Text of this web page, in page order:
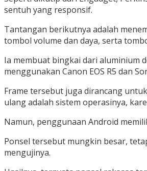
sentuh yang responsif.
Tantangan berikutnya adalah
tombol volume dan daya, serta
Ia membuat bingkai dari aluminium
menggunakan Canon EOS R5 dan
Frame tersebut juga dirancang
ulang adalah sistem operasinya,
Namun, penggunaan Android
Ponsel tersebut mungkin besar,
mengujinya.